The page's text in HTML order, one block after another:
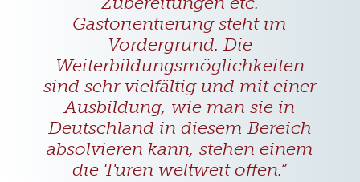
Gastorientierung steht im
Vordergrund. Die
Weiterbildungsmöglichkeiten
sind sehr vielfältig und mit einer
Ausbildung, wie man sie in
Deutschland in diesem Bereich
absolvieren kann, stehen einem
die Türen weltweit offen.”